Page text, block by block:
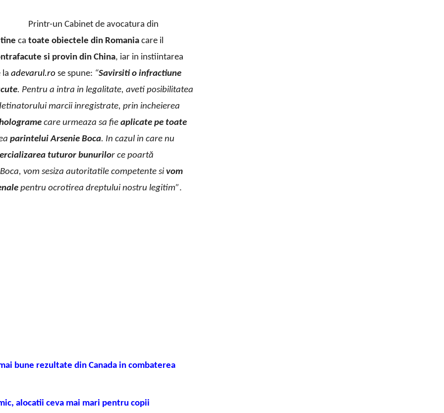
Printr-un Cabinet de avocatura din
ca toate obiectele din Romania care il
si provin din China, iar in instiintarea
la adevarul.ro se spune: “Savirsiti o infractiune
. Pentru a intra in legalitate, aveti posibilitatea
marcii inregistrate, prin incheierea
care urmeaza sa fie aplicate pe toate
parintelui Arsenie Boca. In cazul in care nu
tuturor bunurilor ce poartă
vom sesiza autoritatile competente si vom
pentru ocrotirea dreptului nostru legitim”.
bune rezultate din Canada in combaterea
alocatii ceva mai mari pentru copii